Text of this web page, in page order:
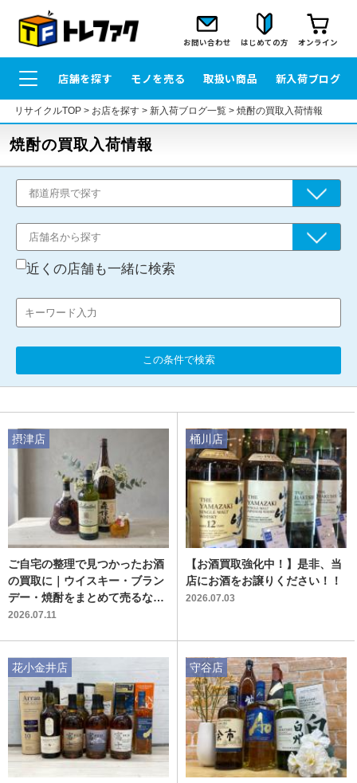
お問い合わせ はじめての方 オンライン
店舗を探す モノを売る 取扱い商品 新入荷ブログ
リサイクルTOP> お店を探す> 新入荷ブログ一覧> 焼酎の買取入荷情報
焼酎の買取入荷情報
近くの店舗も一緒に検索
この条件で検索
ご自宅の整理で見つかったお酒
の買取に｜ウイスキー・ブラン
デー・焼酎をまとめて売るなら
トレファクへ
2026.07.11
摂津店
【お酒買取強化中！】是非、当
店にお酒をお譲りください！！
2026.07.03
桶川店
花小金井店 守谷店